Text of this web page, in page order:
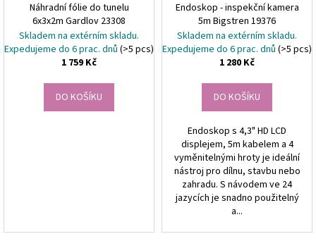
Náhradní fólie do tunelu
6x3x2m Gardlov 23308
Skladem na extérním skladu.
Expedujeme do 6 prac. dnů (>5 pcs)
1 759 Kč
DO KOŠÍKU
Endoskop - inspekční kamera
5m Bigstren 19376
Skladem na extérním skladu.
Expedujeme do 6 prac. dnů (>5 pcs)
1 280 Kč
DO KOŠÍKU
Endoskop s 4,3" HD LCD
displejem, 5m kabelem a 4
vyměnitelnými hroty je ideální
nástroj pro dílnu, stavbu nebo
zahradu. S návodem ve 24
jazycích je snadno použitelný
a...